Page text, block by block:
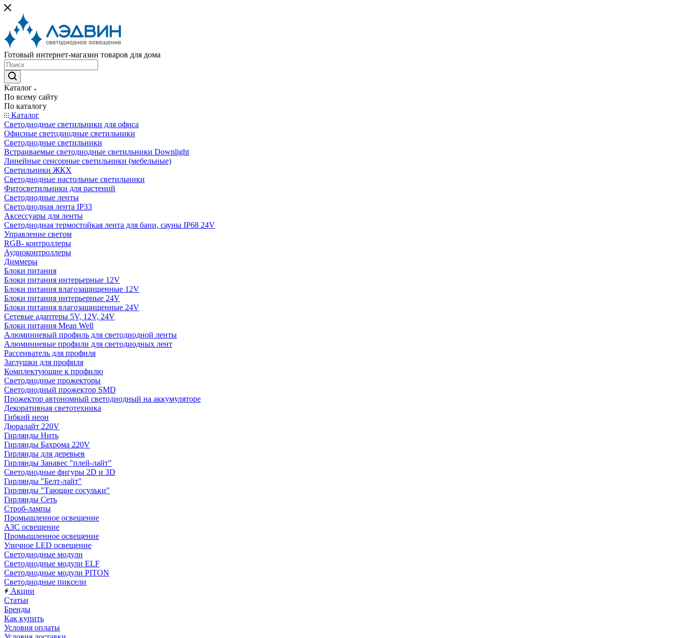
Готовый интернет-магазин товаров для дома
Каталог
По всему сайту
По каталогу
Каталог
Светодиодные светильники для офиса
Офисные светодиодные светильники
Светодиодные светильники
Встраиваемые светодиодные светильники Downlight
Линейные сенсорные светильники (мебельные)
Светильники ЖКХ
Светодиодные настольные светильники
Фитосветильники для растений
Светодиодные ленты
Светодиодная лента IP33
Аксессуары для ленты
Светодиодная термостойкая лента для бани, сауны IP68 24V
Управление светом
RGB- контроллеры
Аудиоконтроллеры
Диммеры
Блоки питания
Блоки питания интерьерные 12V
Блоки питания влагозащищенные 12V
Блоки питания интерьерные 24V
Блоки питания влагозащищенные 24V
Сетевые адаптеры 5V, 12V, 24V
Блоки питания Mean Well
Алюминиевый профиль для светодиодной ленты
Алюминиевые профили для светодиодных лент
Рассеиватель для профиля
Заглушки для профиля
Комплектующие к профилю
Светодиодные прожекторы
Светодиодный прожектор SMD
Прожектор автономный светодиодный на аккумуляторе
Декоративная светотехника
Гибкий неон
Дюралайт 220V
Гирлянды Нить
Гирлянды Бахрома 220V
Гирлянды для деревьев
Гирлянды Занавес "плей-лайт"
Светодиодные фигуры 2D и 3D
Гирлянды "Белт-лайт"
Гирлянды "Тающие сосульки"
Гирлянды Сеть
Строб-лампы
Промышленное освещение
АЗС освещение
Промышленное освещение
Уличное LED освещение
Светодиодные модули
Светодиодные модули ELF
Светодиодные модули PITON
Светодиодные пиксели
Акции
Статьи
Бренды
Как купить
Условия оплаты